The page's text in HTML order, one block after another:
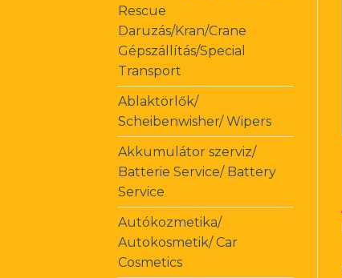
Rescue
Daruzás/Kran/Crane
Gépszállítás/Special
Transport
Ablaktörlők/
Scheibenwisher/ Wipers
Akkumulátor szerviz/
Batterie Service/ Battery
Service
Autókozmetika/
Autokosmetik/ Car
Cosmetics